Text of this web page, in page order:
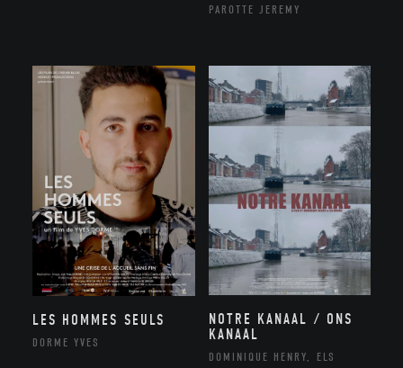
PAROTTE JEREMY
LES HOMMES SEULS
DORME YVES
NOTRE KANAAL / ONS
KANAAL
DOMINIQUE HENRY, ELS